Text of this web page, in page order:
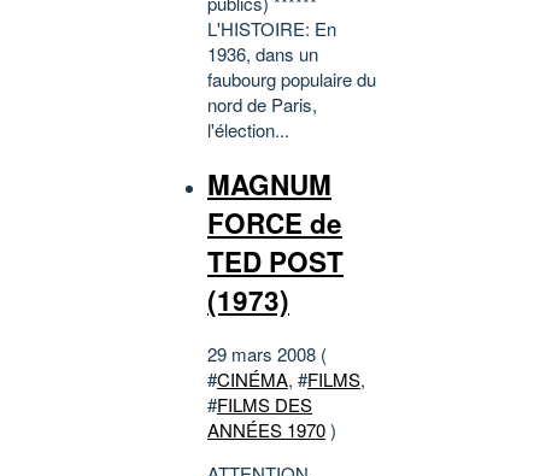
L'HISTOIRE: En
1936, dans un
faubourg populaire du
nord de Paris,
l'élection...
MAGNUM
FORCE de
TED POST
(1973)
29 mars 2008 (
#CINÉMA, #FILMS,
#FILMS DES
ANNÉES 1970)